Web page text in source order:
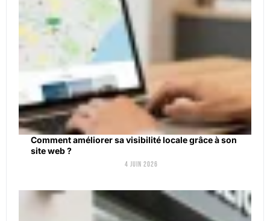
Comment améliorer sa visibilité locale grâce à son
site web ?
4 juin 2026